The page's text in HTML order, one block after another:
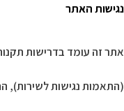
נגישות האתר
אתר זה עומד בדרישות תקנות
(התאמות נגישות לשירות),